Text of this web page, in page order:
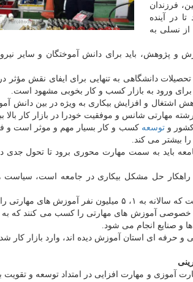
فرزندان
در آینده
نسلی به
پژوهش، باید برای دانش آموختگان و سایر
دانشگاهی به تنهایی برای ایفای نقش مؤثر
برای ورود به بازار کسب و کار بخوبی مشهود است.
اشتغال و افزایش بیکاری به ویژه در بین دانش
مهارتی شانس و موفقیت خودرا در بازار کار بالا
وتوسعه کسب و کار بسیار مهم و موثر است و
بیشتر می کند.
باید به سمت مهارت محوری برود تا تحول جدی در
راهکار حل مشکل بیکاری در جامعه است، سیاست
و مهارت افزایی در امتداد توسعه و تقویت